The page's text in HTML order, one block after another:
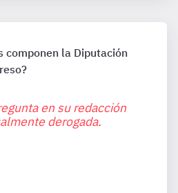
componen la Diputación
en su redacción
derogada.